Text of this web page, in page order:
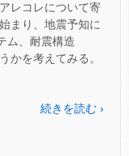
レコレについて寄
まり、地震予知に
ム、耐震構造
かを考えてみる。
続きを読む ›